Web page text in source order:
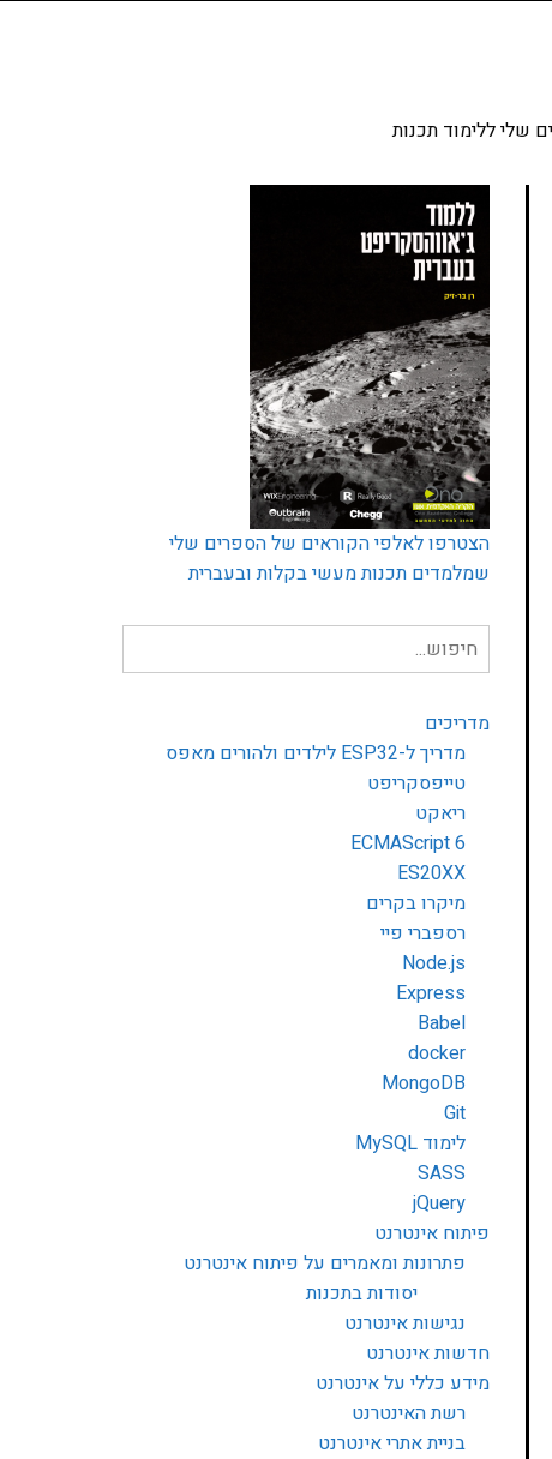
שלי ללימוד תכנות
הצטרפו לאלפי הקוראים של הספרים שלי
שמלמדים תכנות מעשי בקלות ובעברית
חיפוש
עבור:
מדריכים
מדריך ל-ESP32 לילדים ולהורים מאפס
טייפסקריפט
ריאקט
ECMAScript 6
ES20XX
מיקרו בקרים
רספברי פיי
Node.js
Express
Babel
docker
MongoDB
Git
לימוד MySQL
SASS
jQuery
פיתוח אינטרנט
פתרונות ומאמרים על פיתוח אינטרנט
יסודות בתכנות
נגישות אינטרנט
חדשות אינטרנט
מידע כללי על אינטרנט
רשת האינטרנט
בניית אתרי אינטרנט